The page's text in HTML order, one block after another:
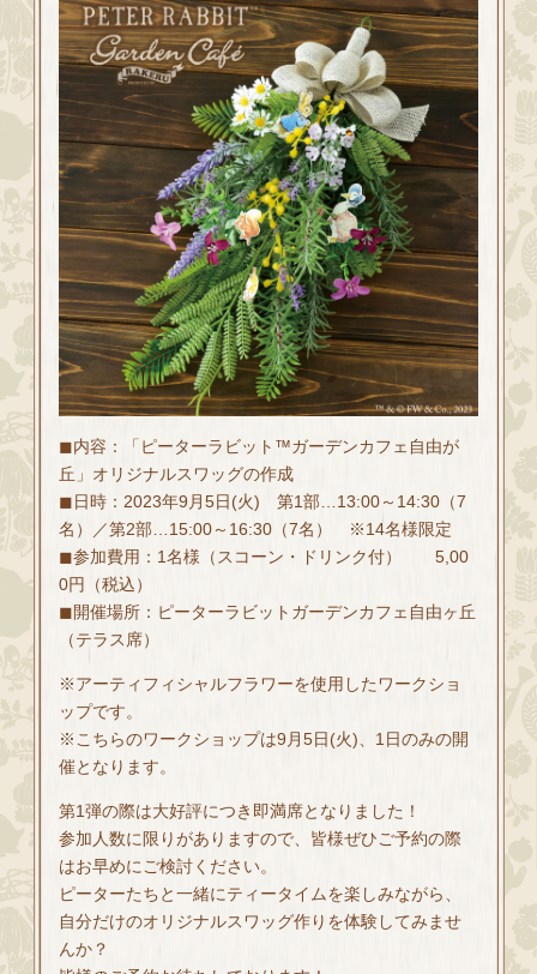
◼内容：「ピーターラビット™ガーデンカフェ自由が
丘」オリジナルスワッグの作成
◼日時：2023年9月5日(火) 第1部…13:00～14:30（7
名）／第2部…15:00～16:30（7名） ※14名様限定
◼参加費用：1名様（スコーン・ドリンク付） 5,00
0円（税込）
◼開催場所：ピーターラビットガーデンカフェ自由ヶ丘
（テラス席）
※アーティフィシャルフラワーを使用したワークショ
ップです。
※こちらのワークショップは9月5日(火)、1日のみの開
催となります。
第1弾の際は大好評につき即満席となりました！
参加人数に限りがありますので、皆様ぜひご予約の際
はお早めにご検討ください。
ピーターたちと一緒にティータイムを楽しみながら、
自分だけのオリジナルスワッグ作りを体験してみませ
んか？